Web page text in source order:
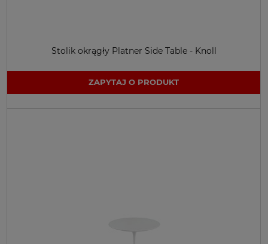
Stolik okrągły Platner Side Table - Knoll
ZAPYTAJ O PRODUKT